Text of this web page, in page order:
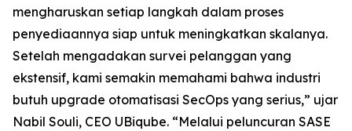
mengharuskan setiap langkah dalam proses
penyediaannya siap untuk meningkatkan skalanya.
Setelah mengadakan survei pelanggan yang
ekstensif, kami semakin memahami bahwa industri
butuh upgrade otomatisasi SecOps yang serius,” ujar
Nabil Souli, CEO UBiqube. “Melalui peluncuran SASE